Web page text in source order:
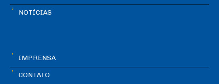
NOTÍCIAS
IMPRENSA
CONTATO